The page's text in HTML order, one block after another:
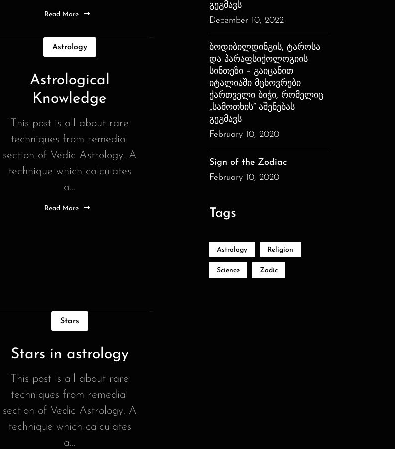
Read More
Astrology
Astrological
Knowledge
This post is all about rare
techniques from remedial
section of Vedic Astrology. A
technique which calculates
a...
Read More
Stars
Stars in astrology
This post is all about rare
techniques from remedial
section of Vedic Astrology. A
technique which calculates
a...
გეგმავს
December 10, 2022
ბოდიბილდინგის, ტაროსა
და პარაფსიქოლოგიის
სინთეზი – გაიცანით
იტალიაში მცხოვრები
ქართველი ბიჭი, რომელიც
„სამოთხის“ აშენებას
გეგმავს
February 10, 2020
Sign of the Zodiac
February 10, 2020
Tags
Astrology Religion
Science Zodic